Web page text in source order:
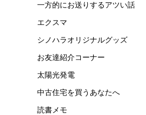
一方的にお送りするアツい話
エクスマ
シノハラオリジナルグッズ
お友達紹介コーナー
太陽光発電
中古住宅を買うあなたへ
読書メモ